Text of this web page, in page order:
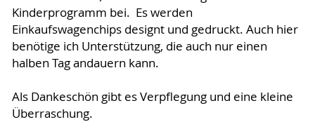
Kinderprogramm bei. Es werden
Einkaufswagenchips designt und gedruckt. Auch hier
benötige ich Unterstützung, die auch nur einen
halben Tag andauern kann.
Als Dankeschön gibt es Verpflegung und eine kleine
Überraschung.